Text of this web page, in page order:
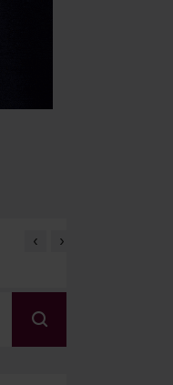
En Misiones el 94,2%
‹ ›